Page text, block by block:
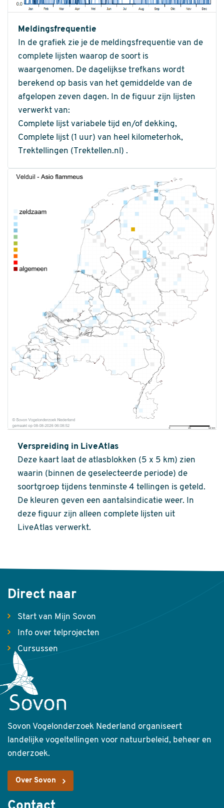
Meldingsfrequentie
In de grafiek zie je de meldingsfrequentie van de
complete lijsten waarop de soort is
waargenomen. De dagelijkse trefkans wordt
berekend op basis van het gemiddelde van de
afgelopen zeven dagen. In de figuur zijn lijsten
verwerkt van:
Complete lijst variabele tijd en/of dekking,
Complete lijst (1 uur) van heel kilometerhok,
Trektellingen (Trektellen.nl) .
Verspreiding in LiveAtlas
Deze kaart laat de atlasblokken (5 x 5 km) zien
waarin (binnen de geselecteerde periode) de
soortgroep tijdens tenminste 4 tellingen is geteld.
De kleuren geven een aantalsindicatie weer. In
deze figuur zijn alleen complete lijsten uit
LiveAtlas verwerkt.
Direct naar
Start van Mijn Sovon
Info over telprojecten
Cursussen
Sovon Vogelonderzoek Nederland organiseert
landelijke vogeltellingen voor natuurbeleid, beheer en
onderzoek.
Over Sovon